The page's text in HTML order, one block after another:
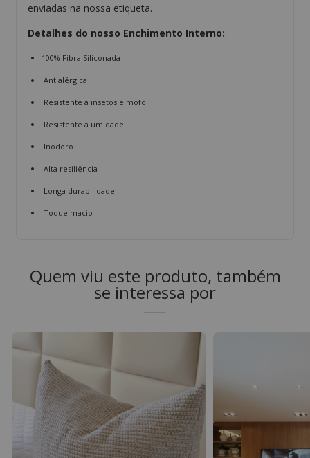
enviadas na nossa etiqueta.
Detalhes do nosso Enchimento Interno:
100% Fibra Siliconada
Antialérgica
Resistente a insetos e mofo
Resistente a umidade
Inodoro
Alta resiliência
Longa durabilidade
Toque macio
Quem viu este produto, também
se interessa por